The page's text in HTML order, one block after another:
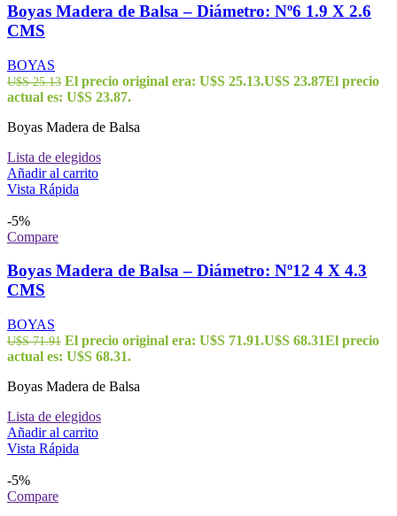
Boyas Madera de Balsa – Diámetro: Nº6 1.9 X 2.6
CMS
BOYAS
U$S25.13 El precio original era: U$S 25.13.U$S 23.87El precio
actual es: U$S 23.87.
Boyas Madera de Balsa
Lista de elegidos
Añadir al carrito
Vista Rápida
-5%
Compare
Boyas Madera de Balsa – Diámetro: Nº12 4 X 4.3
CMS
BOYAS
U$S71.91 El precio original era: U$S 71.91.U$S 68.31El precio
actual es: U$S 68.31.
Boyas Madera de Balsa
Lista de elegidos
Añadir al carrito
Vista Rápida
-5%
Compare